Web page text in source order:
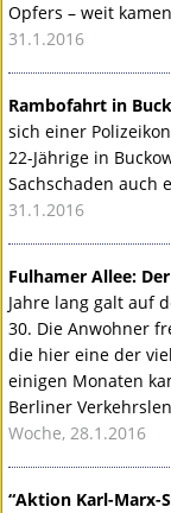
Opfers – weit
31.1.2016
Rambofahrt in
sich einer
22-Jährige in
Sachschaden auch
31.1.2016
Fulhamer Allee:
Jahre lang galt auf
30. Die Anwohner
die hier eine der
einigen Monaten
Berliner
Woche, 28.1.2016
“Aktion Karl-Marx-